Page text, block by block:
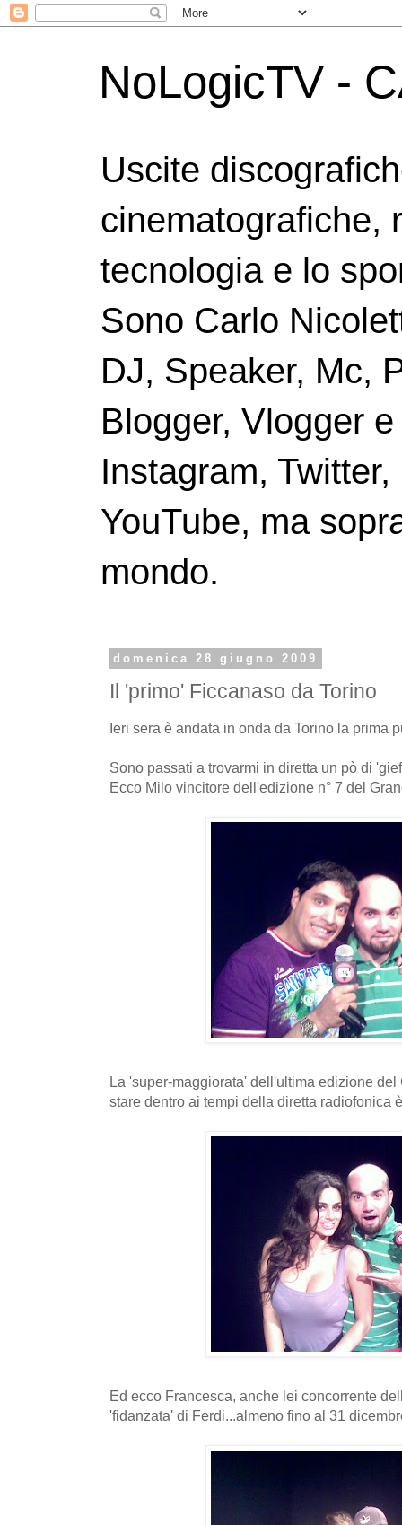
NoLogicTV -
Uscite
cinematografiche,
tecnologia e lo
Sono Carlo
DJ, Speaker, Mc,
Blogger, Vlogger
Instagram,
YouTube, ma
mondo.
domenica 28 giugno 2009
Il 'primo' Ficcanaso da Torino
Ieri sera è andata in onda da Torino la prima
Sono passati a trovarmi in diretta un pò di
Ecco Milo vincitore dell'edizione n° 7 del
La 'super-maggiorata' dell'ultima edizione del
stare dentro ai tempi della diretta radiofonica
Ed ecco Francesca, anche lei concorrente
'fidanzata' di Ferdi...almeno fino al 31